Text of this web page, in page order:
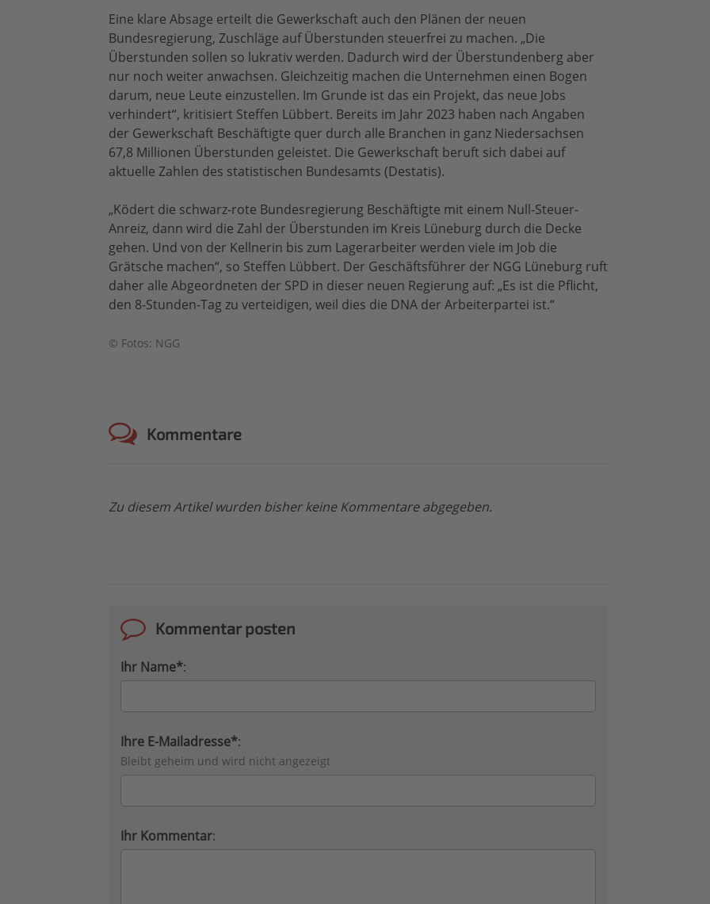
Eine klare Absage erteilt die Gewerkschaft auch den Plänen der neuen
Bundesregierung, Zuschläge auf Überstunden steuerfrei zu machen. „Die
Überstunden sollen so lukrativ werden. Dadurch wird der Überstundenberg aber
nur noch weiter anwachsen. Gleichzeitig machen die Unternehmen einen Bogen
darum, neue Leute einzustellen. Im Grunde ist das ein Projekt, das neue Jobs
verhindert“, kritisiert Steffen Lübbert. Bereits im Jahr 2023 haben nach Angaben
der Gewerkschaft Beschäftigte quer durch alle Branchen in ganz Niedersachsen
67,8 Millionen Überstunden geleistet. Die Gewerkschaft beruft sich dabei auf
aktuelle Zahlen des statistischen Bundesamts (Destatis).
„Ködert die schwarz-rote Bundesregierung Beschäftigte mit einem Null-Steuer-
Anreiz, dann wird die Zahl der Überstunden im Kreis Lüneburg durch die Decke
gehen. Und von der Kellnerin bis zum Lagerarbeiter werden viele im Job die
Grätsche machen“, so Steffen Lübbert. Der Geschäftsführer der NGG Lüneburg ruft
daher alle Abgeordneten der SPD in dieser neuen Regierung auf: „Es ist die Pflicht,
den 8-Stunden-Tag zu verteidigen, weil dies die DNA der Arbeiterpartei ist.“
© Fotos: NGG
Kommentare
Zu diesem Artikel wurden bisher keine Kommentare abgegeben.
Kommentar posten
Ihr Name*:
Ihre E-Mailadresse*:
Bleibt geheim und wird nicht angezeigt
Ihr Kommentar: